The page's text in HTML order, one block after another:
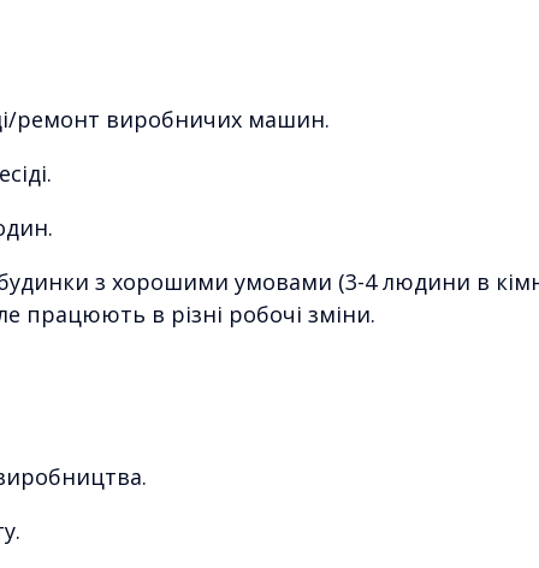
ремонт виробничих машин.
з хорошими умовами (3-4 людини в
працюють в різні робочі зміни.